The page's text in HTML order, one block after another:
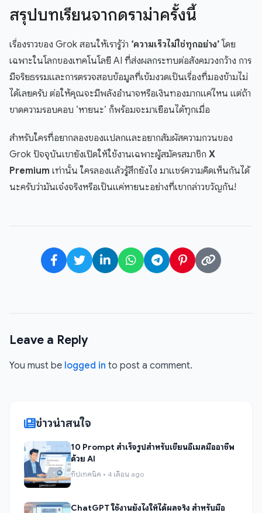
สรุปบทเรียนจากดราม่าครั้งนี้
เรื่องราวของ Grok สอนให้เรารู้ว่า ‘ความเร็วไม่ใช่ทุกอย่าง’ โดย
เฉพาะในโลกของเทคโนโลยี AI ที่ส่งผลกระทบต่อสังคมวงกว้าง การ
มีจริยธรรมและการตรวจสอบข้อมูลที่เข้มงวดเป็นเรื่องที่มองข้ามไม่
ได้เลยครับ ต่อให้คุณจะมีพลังอำนาจหรือเงินทองมากแค่ไหน แต่ถ้า
ขาดความรอบคอบ ‘หายนะ’ ก็พร้อมจะมาเยือนได้ทุกเมื่อ
สำหรับใครที่อยากลองของแปลกและอยากสัมผัสความกวนของ
Grok ปัจจุบันเขายังเปิดให้ใช้งานเฉพาะผู้สมัครสมาชิก X
Premium เท่านั้น ใครลองแล้วรู้สึกยังไง มาแชร์ความคิดเห็นกันได้
นะครับว่ามันเจ๋งจริงหรือเป็นแค่หายนะอย่างที่เขากล่าวขวัญกัน!
Leave a Reply
You must be logged in to post a comment.
ข่าวน่าสนใจ
10 Prompt สำเร็จรูปสำหรับเขียนอีเมลมืออาชีพ
ด้วย AI
ทิปเทคนิค • 4 เดือน ago
ChatGPT ใช้งานยังไงให้ได้ผลจริง สำหรับมือ